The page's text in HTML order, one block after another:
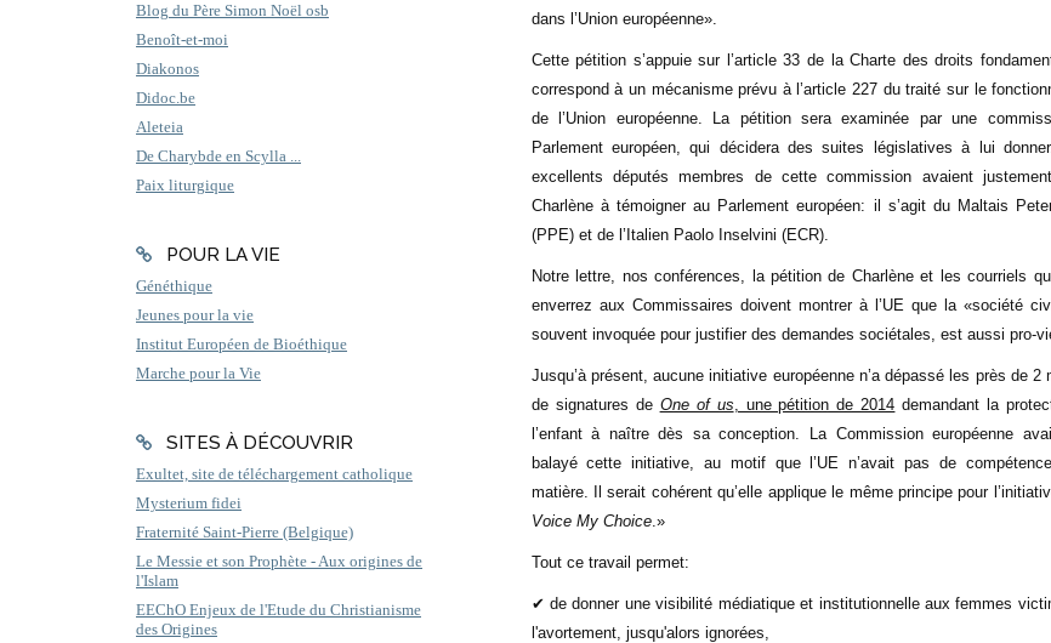
Blog du Père Simon Noël osb
Benoît-et-moi
Diakonos
Didoc.be
Aleteia
De Charybde en Scylla ...
Paix liturgique
POUR LA VIE
Généthique
Jeunes pour la vie
Institut Européen de Bioéthique
Marche pour la Vie
SITES À DÉCOUVRIR
Exultet, site de téléchargement catholique
Mysterium fidei
Fraternité Saint-Pierre (Belgique)
Le Messie et son Prophète - Aux origines de
l'Islam
EEChO Enjeux de l'Etude du Christianisme
des Origines
dans l’Union européenne».
Cette pétition s’appuie sur l’article 33 de la Charte des droits
correspond à un mécanisme prévu à l’article 227 du traité sur le
de l’Union européenne. La pétition sera examinée par une
Parlement européen, qui décidera des suites législatives à lui
excellents députés membres de cette commission avaient
Charlène à témoigner au Parlement européen: il s’agit du Maltais
(PPE) et de l’Italien Paolo Inselvini (ECR).
Notre lettre, nos conférences, la pétition de Charlène et les courriels
enverrez aux Commissaires doivent montrer à l’UE que la «société
souvent invoquée pour justifier des demandes sociétales, est aussi pro-
Jusqu’à présent, aucune initiative européenne n’a dépassé les près de 2
de signatures de One of us , une pétition de 2014 demandant la
l’enfant à naître dès sa conception. La Commission européenne
balayé cette initiative, au motif que l’UE n’avait pas de
matière. Il serait cohérent qu’elle applique le même principe pour
Voice My Choice.»
Tout ce travail permet:
✔ de donner une visibilité médiatique et institutionnelle aux femmes
l'avortement, jusqu'alors ignorées,